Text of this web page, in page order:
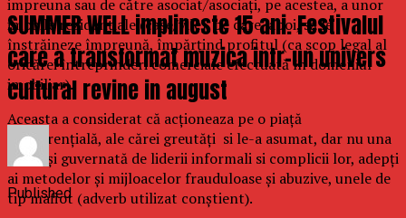
impreuna sau de către asociat/asociați, pe acestea, a unor
imobile rezidențiale (case/vile), pe care, apoi, să le
înstrăineze împreună, împărțind profitul (ca scop legal al
oricărei întreprinderi comerciale efectuată în domeniul
imobiliar).
Aceasta a considerat că acționeaza pe o piață
concurențială, ale cărei greutăți si le-a asumat, dar nu una
ostilă și guvernată de liderii informali si complicii lor, adepți
ai metodelor și mijloacelor frauduloase și abuzive, unele de
tip mafiot (adverb utilizat conștient).
SUMMER WELL implineste 15 ani. Festivalul
care a transformat muzica intr-un univers
cultural revine in august
Published